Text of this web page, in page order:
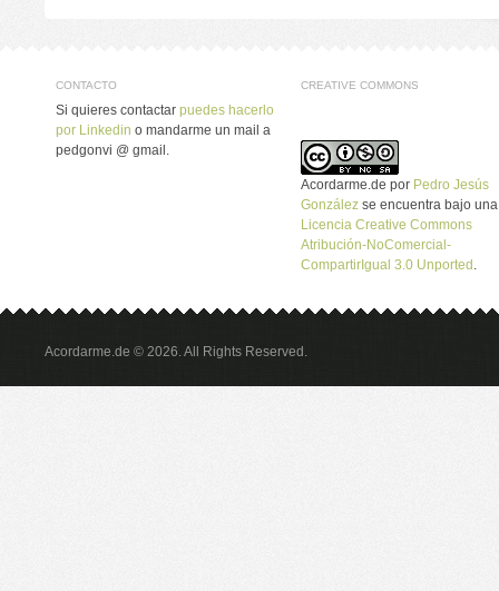
CONTACTO
Si quieres contactar puedes hacerlo
por Linkedin o mandarme un mail a
pedgonvi @ gmail.
CREATIVE COMMONS
Acordarme.de por Pedro Jesús
González se encuentra bajo una
Licencia Creative Commons
Atribución-NoComercial-
CompartirIgual 3.0 Unported .
Acordarme.de © 2026. All Rights Reserved.